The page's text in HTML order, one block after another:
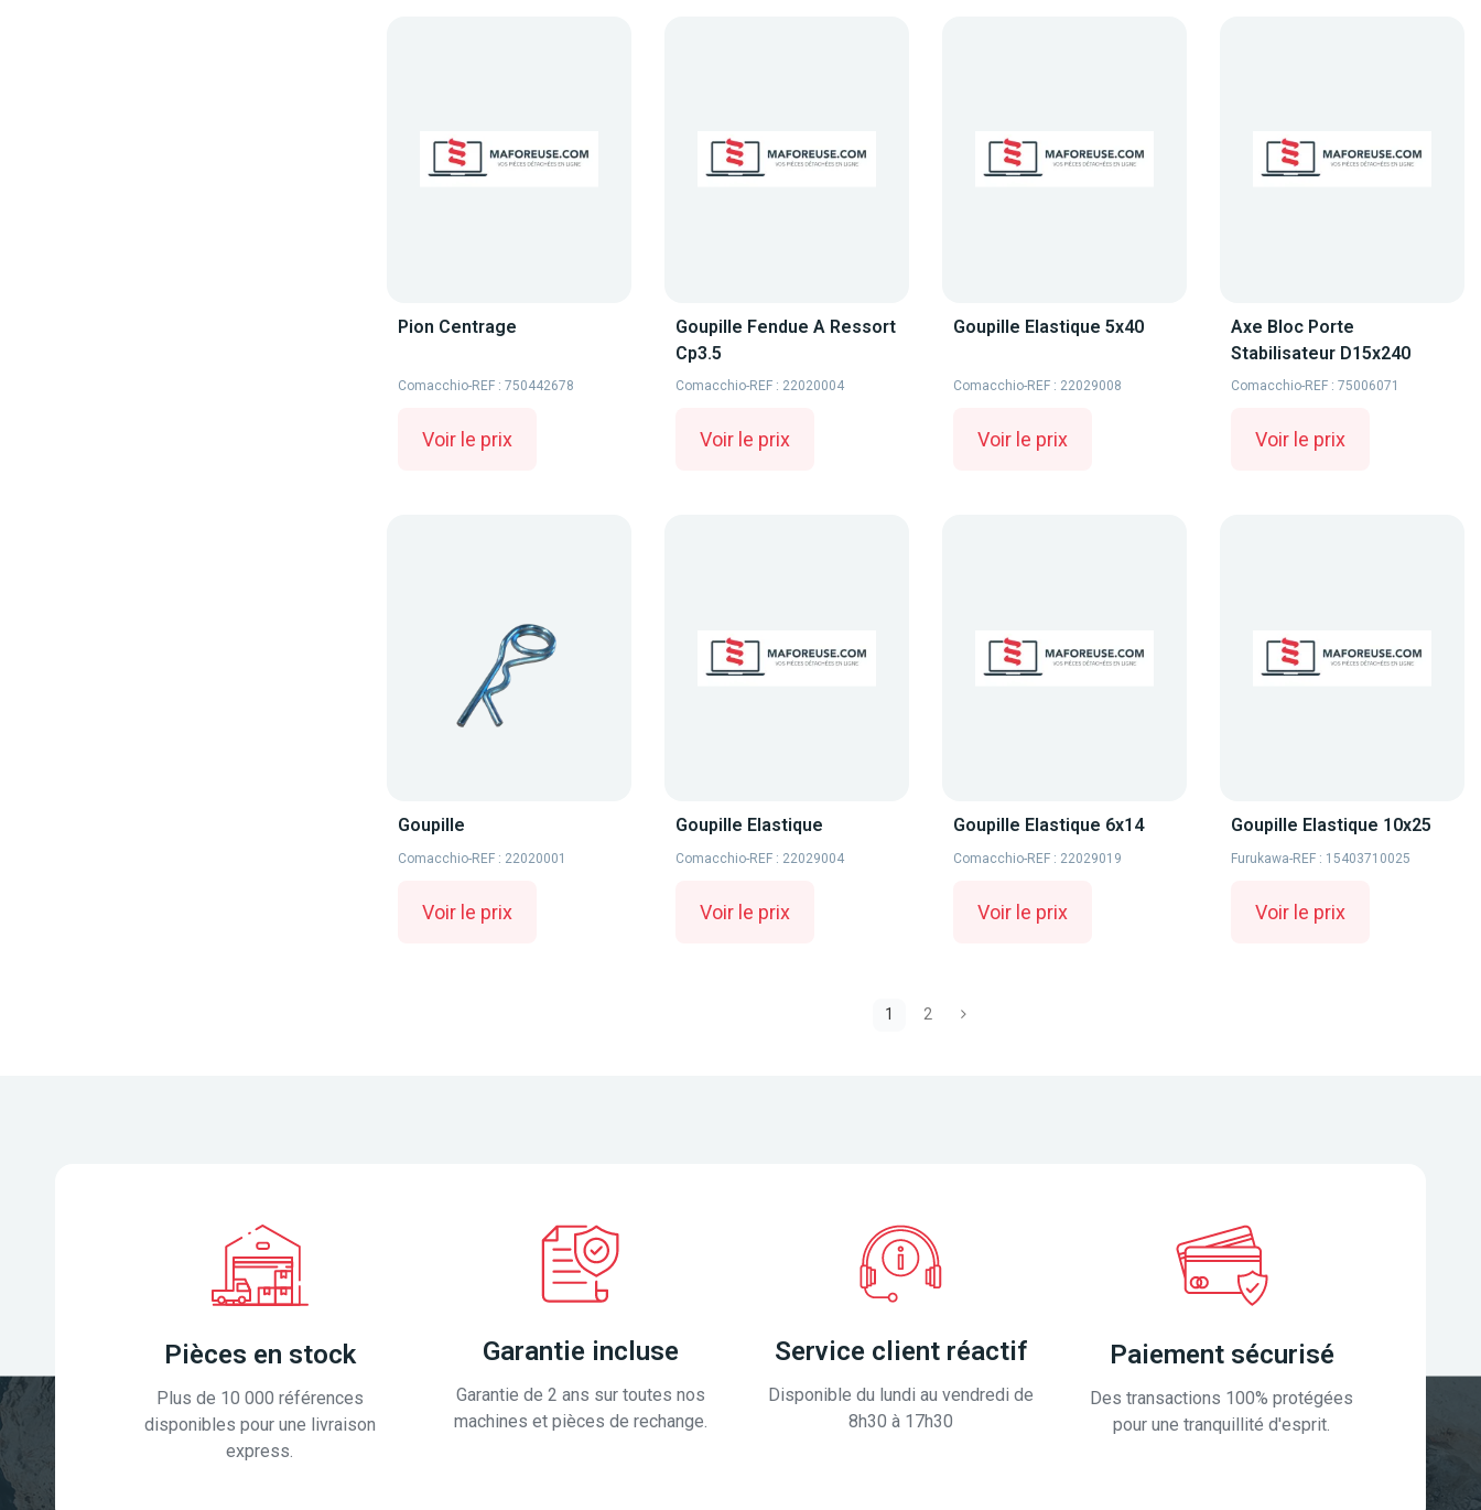
Pion Centrage
Comacchio-REF : 750442678
Voir le prix
Goupille Fendue A Ressort
Cp3.5
Comacchio-REF : 22020004
Voir le prix
Goupille Elastique 5x40
Comacchio-REF : 22029008
Voir le prix
Axe Bloc Porte
Stabilisateur D15x240
Comacchio-REF : 75006071
Voir le prix
Goupille
Comacchio-REF : 22020001
Voir le prix
Goupille Elastique
Comacchio-REF : 22029004
Voir le prix
Goupille Elastique 6x14
Comacchio-REF : 22029019
Voir le prix
Goupille Elastique 10x25
Furukawa-REF : 15403710025
Voir le prix
1 2
Pièces en stock
Plus de 10 000 références
disponibles pour une livraison
express.
Garantie incluse
Garantie de 2 ans sur toutes nos
machines et pièces de rechange.
Service client réactif
Disponible du lundi au vendredi de
8h30 à 17h30
Paiement sécurisé
Des transactions 100% protégées
pour une tranquillité d'esprit.